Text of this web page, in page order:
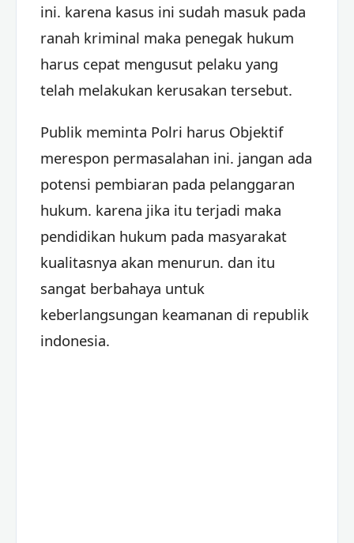
ini. karena kasus ini sudah masuk pada
ranah kriminal maka penegak hukum
harus cepat mengusut pelaku yang
telah melakukan kerusakan tersebut.
Publik meminta Polri harus Objektif
merespon permasalahan ini. jangan ada
potensi pembiaran pada pelanggaran
hukum. karena jika itu terjadi maka
pendidikan hukum pada masyarakat
kualitasnya akan menurun. dan itu
sangat berbahaya untuk
keberlangsungan keamanan di republik
indonesia.